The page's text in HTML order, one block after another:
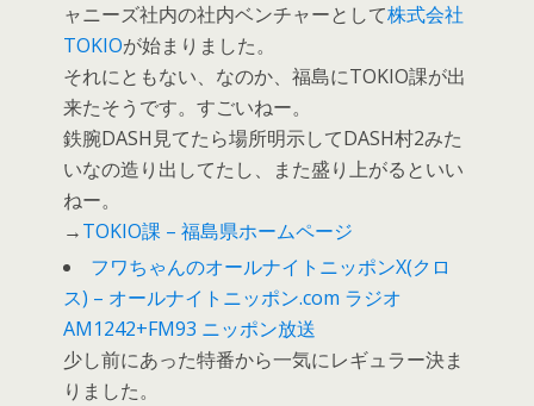
ャニーズ社内の社内ベンチャーとして株式会社
TOKIOが始まりました。
それにともない、なのか、福島にTOKIO課が出
来たそうです。すごいねー。
鉄腕DASH見てたら場所明示してDASH村2みた
いなの造り出してたし、また盛り上がるといい
ねー。
→TOKIO課 – 福島県ホームページ
フワちゃんのオールナイトニッポンX(クロ
ス) – オールナイトニッポン.com ラジオ
AM1242+FM93 ニッポン放送
少し前にあった特番から一気にレギュラー決ま
りました。